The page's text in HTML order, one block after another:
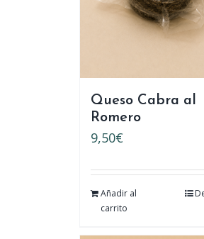
Queso Cabra al
Romero
9,50€
Añadir al
carrito